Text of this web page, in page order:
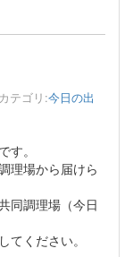
カテゴリ:今日の出
。
理場から届けら
同調理場（今日
ください。